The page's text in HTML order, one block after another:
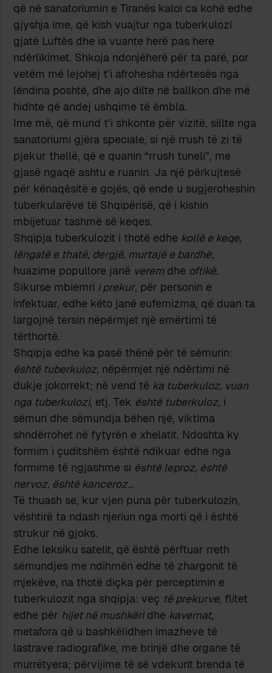
që në sanatoriumin e Tiranës kaloi ca kohë edhe
gjyshja ime, që kish vuajtur nga tuberkulozi
gjatë Luftës dhe ia vuante herë pas here
ndërlikimet. Shkoja ndonjëherë për ta parë, por
vetëm më lejohej t’i afrohesha ndërtesës nga
lëndina poshtë, dhe ajo dilte në ballkon dhe më
hidhte që andej ushqime të ëmbla.
Ime më, që mund t’i shkonte për vizitë, sillte nga
sanatoriumi gjëra speciale, si një rrush të zi të
pjekur thellë, që e quanin “rrush tuneli”, me
gjasë ngaqë ashtu e ruanin. Ja një përkujtesë
për kënaqësitë e gojës, që ende u sugjeroheshin
tuberkularëve të Shqipërisë, që i kishin
mbijetuar tashmë së keqes.
Shqipja tuberkulozit i thotë edhe kollë e keqe,
lëngatë e thatë, dergjë, murtajë e bardhë;
huazime popullore janë veremdhe oftikë.
Sikurse mbiemri i prekur, për personin e
infektuar, edhe këto janë eufemizma, që duan ta
largojnë tersin nëpërmjet një emërtimi të
tërthortë.
Shqipja edhe ka pasë thënë për të sëmurin:
është tuberkuloz, nëpërmjet një ndërtimi në
dukje jokorrekt; në vend të ka tuberkuloz, vuan
nga tuberkulozi, etj. Tek është tuberkuloz, i
sëmuri dhe sëmundja bëhen një, viktima
shndërrohet në fytyrën e xhelatit. Ndoshta ky
formim i çuditshëm është ndikuar edhe nga
formime të ngjashme si është leproz, është
nervoz, është kanceroz…
Të thuash se, kur vjen puna për tuberkulozin,
vështirë ta ndash njeriun nga morti që i është
strukur në gjoks.
Edhe leksiku satelit, që është përftuar rreth
sëmundjes me ndihmën edhe të zhargonit të
mjekëve, na thotë diçka për perceptimin e
tuberkulozit nga shqipja: veç të prekurve, flitet
edhe për hijet në mushkëridhe kavernat,
metafora që u bashkëlidhen imazheve të
lastrave radiografike, me brinjë dhe organe të
murrëtyera; përvijime të së vdekurit brenda të